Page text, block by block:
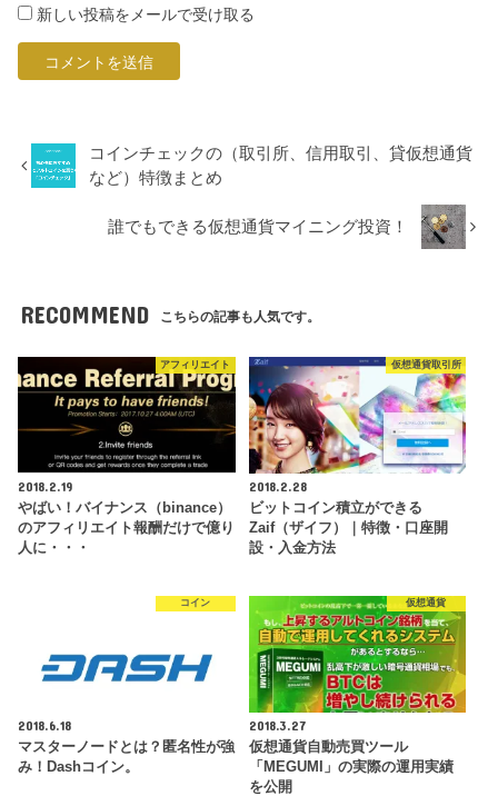
新しい投稿をメールで受け取る
コインチェックの（取引所、信用取引、貸仮想通貨
など）特徴まとめ
誰でもできる仮想通貨マイニング投資！
RECOMMEND こちらの記事も人気です。
アフィリエイト
2018.2.19
やばい！バイナンス（binance）
のアフィリエイト報酬だけで億り
人に・・・
仮想通貨取引所
2018.2.28
ビットコイン積立ができる
Zaif（ザイフ）｜特徴・口座開
設・入金方法
コイン
2018.6.18
マスターノードとは？匿名性が強
み！Dashコイン。
仮想通貨
2018.3.27
仮想通貨自動売買ツール
「MEGUMI」の実際の運用実績
を公開